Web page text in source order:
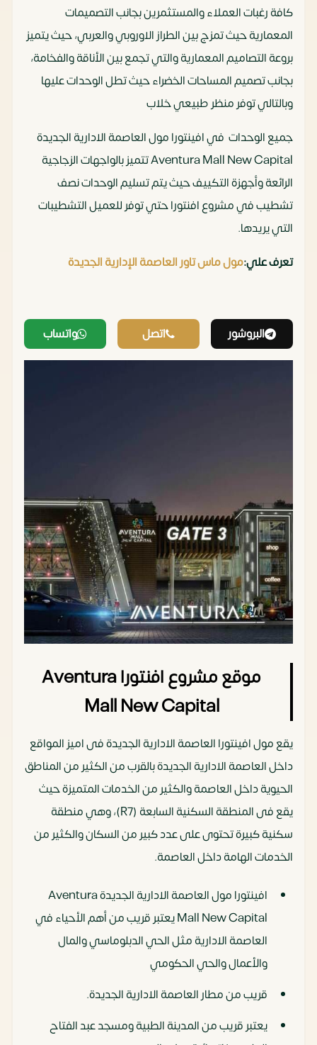
كافة رغبات العملاء والمستثمرين بجانب التصميمات
المعمارية حيث تمزج بين الطراز الاوروبي والعربي، حيث يتميز
بروعة التصاميم المعمارية والتي تجمع بين الأناقة والفخامة،
بجانب تصميم المساحات الخضراء حيث تطل الوحدات عليها
وبالتالي توفر منظر طبيعي خلاب
جميع الوحدات في افينتورا مول العاصمة الادارية الجديدة
Aventura Mall New Capital تتميز بالواجهات الزجاجية
الرائعة وأجهزة التكييف حيث يتم تسليم الوحدات نصف
تشطيب في مشروع افنتورا حتي توفر للعميل التشطيبات
التي يريدها.
تعرف علي:مول ماس تاور العاصمة الإدارية الجديدة
البروشور اتصل واتساب
موقع مشروع افنتورا Aventura
Mall New Capital
يقع مول افينتورا العاصمة الادارية الجديدة فى اميز المواقع
داخل العاصمة الادارية الجديدة بالقرب من الكثير من المناطق
الحيوية داخل العاصمة والكثير من الخدمات المتميزة حيث
يقع فى المنطقة السكنية السابعة (R7)، وهي منطقة
سكنية كبيرة تحتوى على عدد كبير من السكان والكثير من
الخدمات الهامة داخل العاصمة.
افينتورا مول العاصمة الادارية الجديدة Aventura
Mall New Capital يعتبر قريب من أهم الأحياء في
العاصمة الادارية مثل الحي الدبلوماسي والمال
والأعمال والحي الحكومي
قريب من مطار العاصمة الادارية الجديدة.
يعتبر قريب من المدينة الطبية ومسجد عبد الفتاح